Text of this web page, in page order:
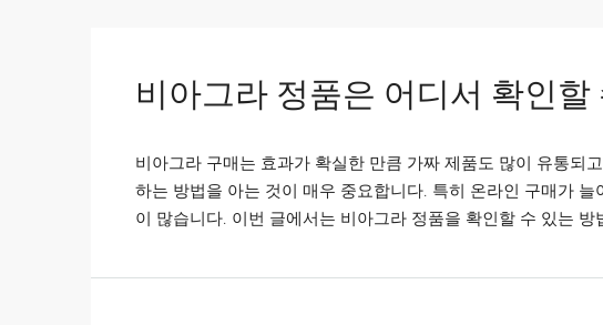
비아그라 정품은 어디서 확인할
비아그라 구매는 효과가 확실한 만큼 가짜 제품도 많이 유통되
하는 방법을 아는 것이 매우 중요합니다. 특히 온라인 구매가
이 많습니다. 이번 글에서는 비아그라 정품을 확인할 수 있는 방